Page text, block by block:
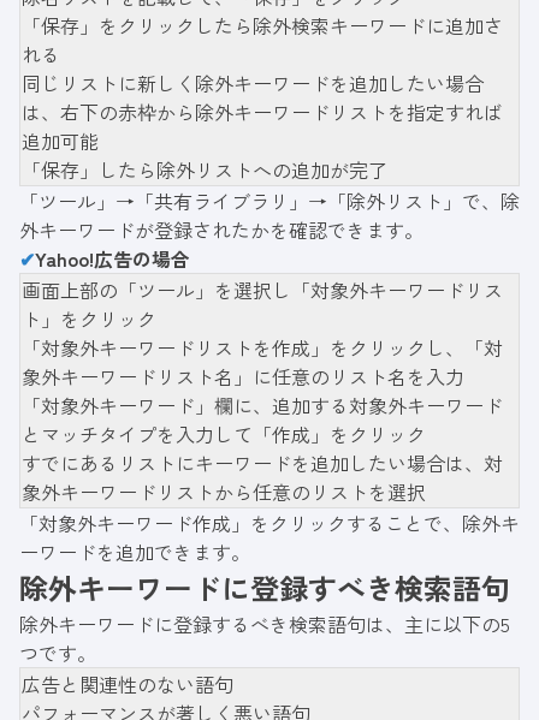
「保存」をクリックしたら除外検索キーワードに追加さ
れる
同じリストに新しく除外キーワードを追加したい場合
は、右下の赤枠から除外キーワードリストを指定すれば
追加可能
「保存」したら除外リストへの追加が完了
「ツール」→「共有ライブラリ」→「除外リスト」で、除
外キーワードが登録されたかを確認できます。
✔Yahoo!広告の場合
画面上部の「ツール」を選択し「対象外キーワードリス
ト」をクリック
「対象外キーワードリストを作成」をクリックし、「対
象外キーワードリスト名」に任意のリスト名を入力
「対象外キーワード」欄に、追加する対象外キーワード
とマッチタイプを入力して「作成」をクリック
すでにあるリストにキーワードを追加したい場合は、対
象外キーワードリストから任意のリストを選択
「対象外キーワード作成」をクリックすることで、除外キ
ーワードを追加できます。
除外キーワードに登録すべき検索語句
除外キーワードに登録するべき検索語句は、主に以下の5
つです。
広告と関連性のない語句
パフォーマンスが著しく悪い語句